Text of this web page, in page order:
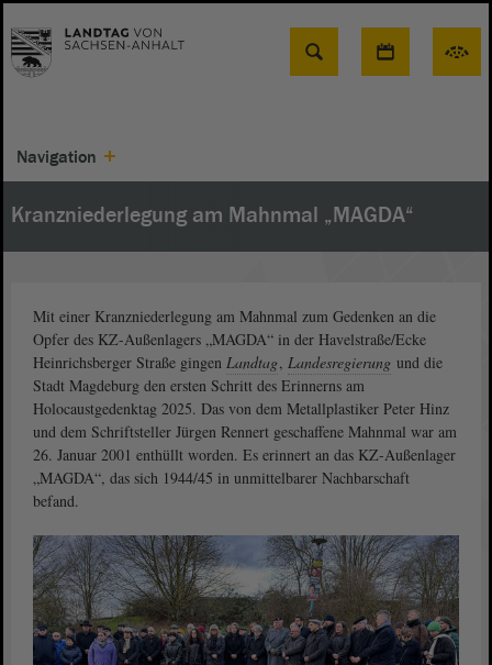
Suche
Navigation
Kranzniederlegung am Mahnmal „MAGDA“
Mit einer Kranzniederlegung am Mahnmal zum Gedenken an die
Opfer des KZ-Außenlagers „MAGDA“ in der Havelstraße/Ecke
Heinrichsberger Straße gingen Landtag, Landesregierung und die
Stadt Magdeburg den ersten Schritt des Erinnerns am
Holocaustgedenktag 2025. Das von dem Metallplastiker Peter Hinz
und dem Schriftsteller Jürgen Rennert geschaffene Mahnmal war am
26. Januar 2001 enthüllt worden. Es erinnert an das KZ-Außenlager
„MAGDA“, das sich 1944/45 in unmittelbarer Nachbarschaft
befand.